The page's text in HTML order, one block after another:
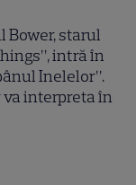
Bower, starul
intră în
Inelelor”.
va interpreta în